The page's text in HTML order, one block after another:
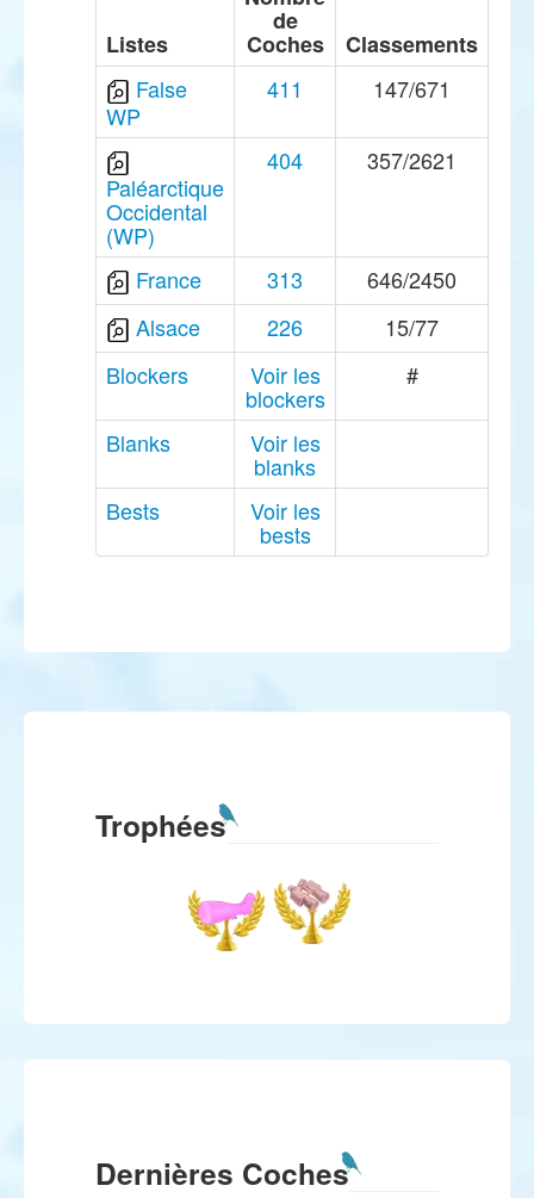
Listes
de
Coches
Classements
False
WP
411 147/671
Paléarctique
Occidental
(WP)
404 357/2621
France 313
646/2450
Alsace
226
15/77
Blockers
Voir les
blockers
#
Blanks Voir les
blanks
Bests
Voir les
bests
Trophées
Dernières Coches